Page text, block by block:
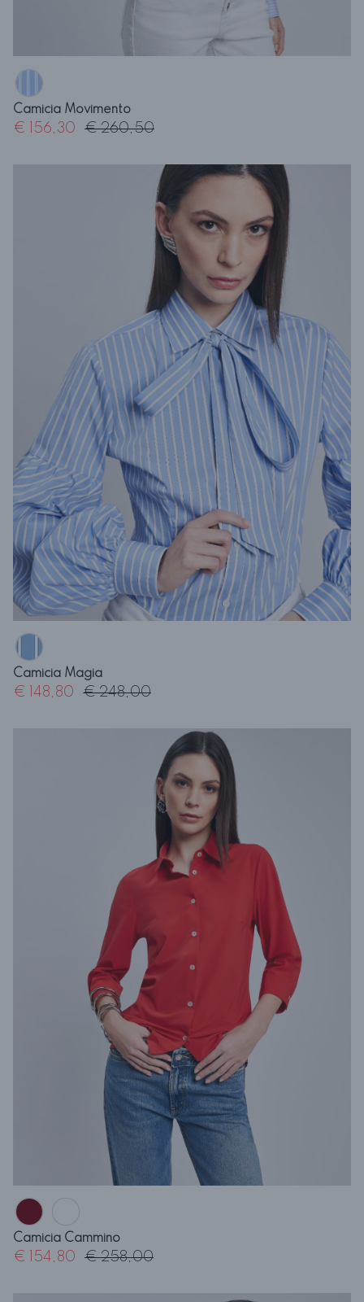
Camicia Movimento
€ 156,30 € 260,50
Camicia Magia
€ 148,80 € 248,00
Camicia Cammino
€ 154,80 € 258,00